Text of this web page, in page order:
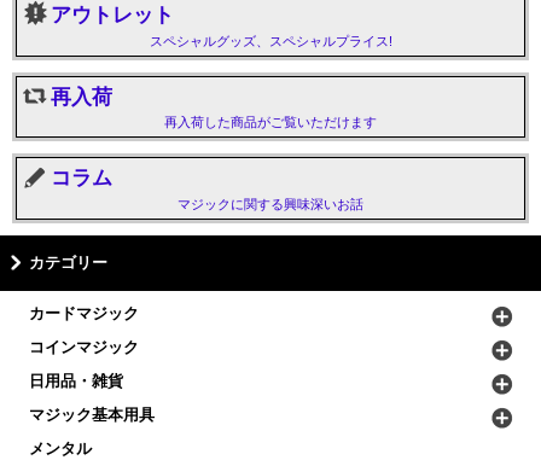
アウトレット
スペシャルグッズ、スペシャルプライス!
再入荷
再入荷した商品がご覧いただけます
コラム
マジックに関する興味深いお話
カテゴリー
カードマジック
コインマジック
日用品・雑貨
マジック基本用具
メンタル